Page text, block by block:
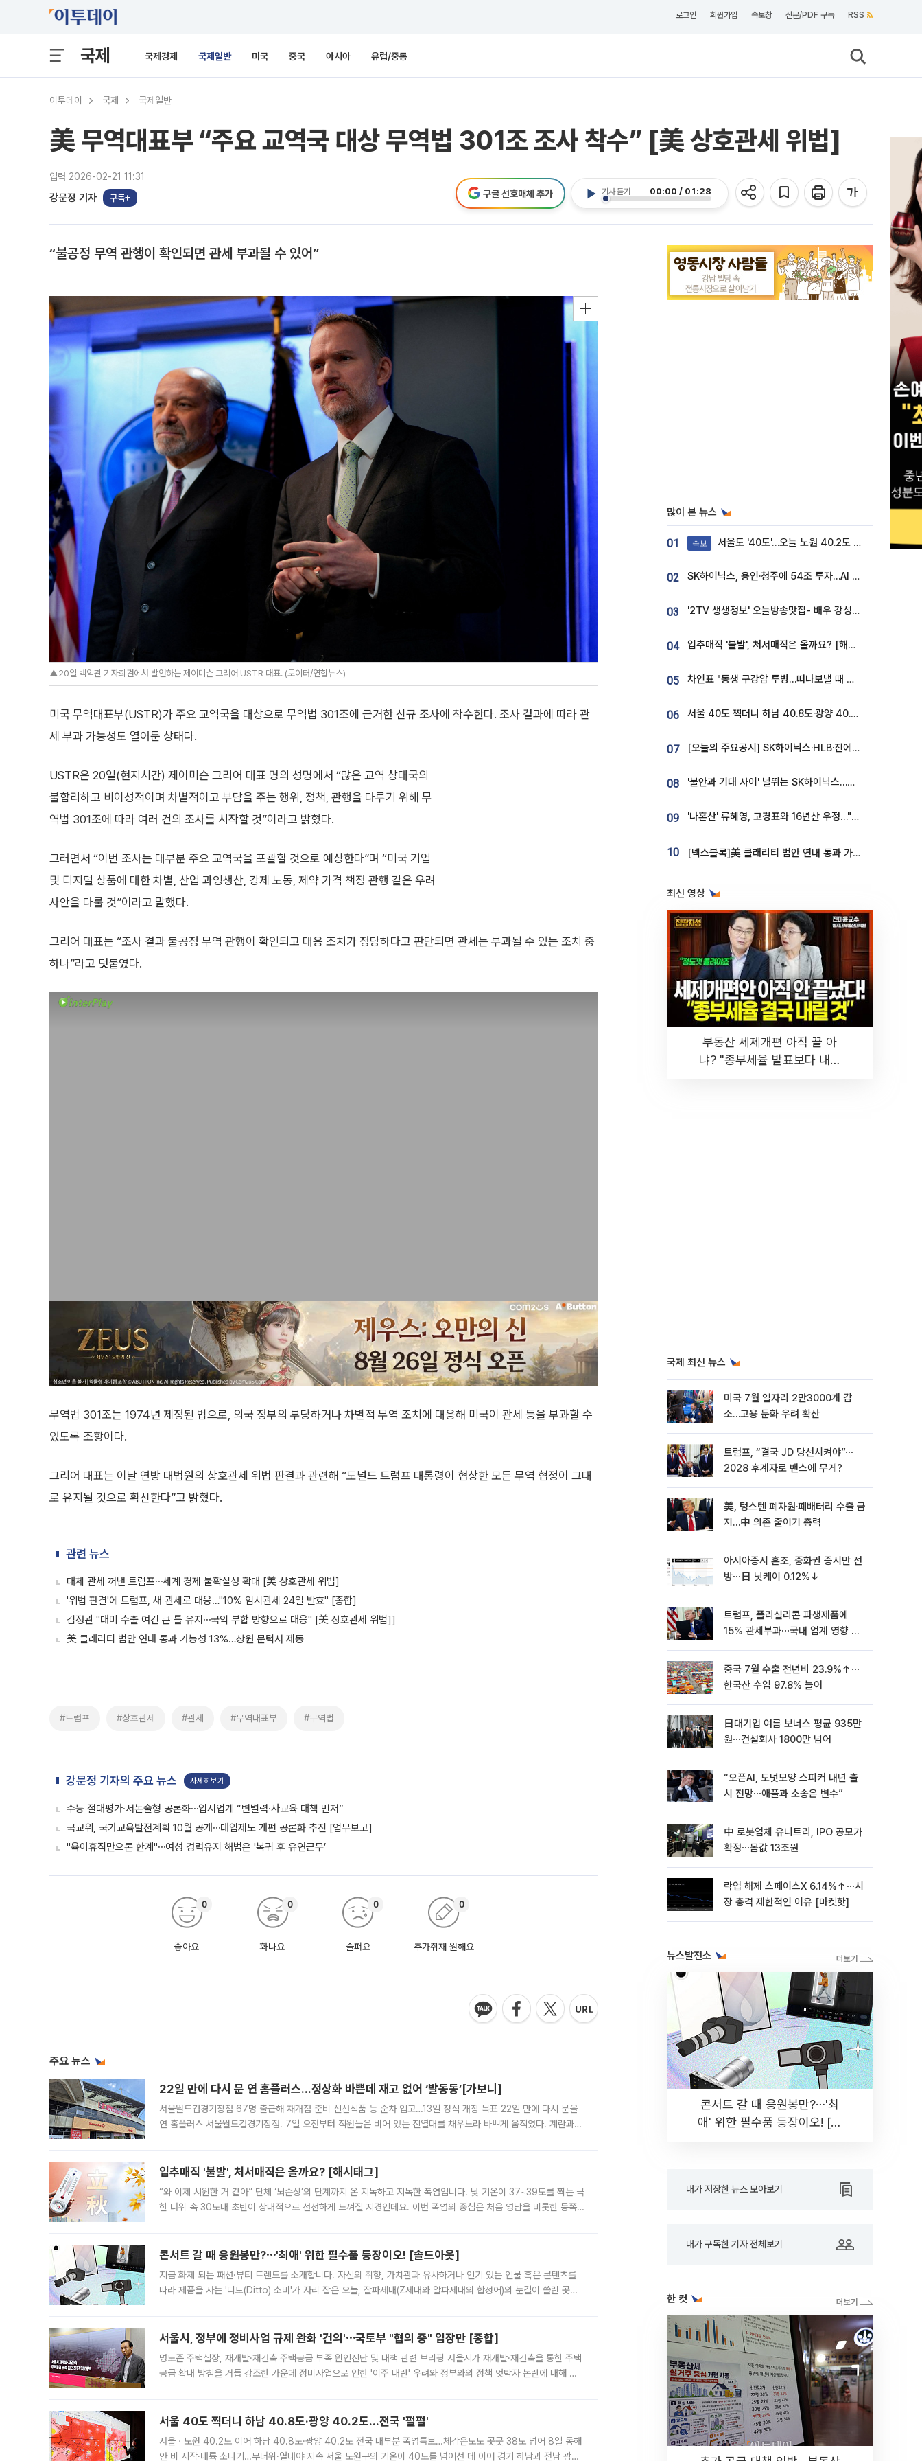
로그인 회원가입 속보창 신문/PDF 구독 RSS
국제 국제경제 국제일반 미국 중국 아시아 유럽/중동
이투데이 국제 국제일반
美 무역대표부 “주요 교역국 대상 무역법 301조 조사 착수” [美 상호관세 위법]
입력 2026-02-21 11:31
강문정 기자 구독
기사 듣기 00:00 / 01:28
구글 선호매체 추가
“불공정 무역 관행이 확인되면 관세 부과될 수 있어”
▲20일 백악관 기자회견에서 발언하는 제이미슨 그리어 USTR 대표. (로이터/연합뉴스)
미국 무역대표부(USTR)가 주요 교역국을 대상으로 무역법 301조에 근거한 신규 조사에 착수한다. 조사 결과에 따라 관
세 부과 가능성도 열어둔 상태다.
USTR은 20일(현지시간) 제이미슨 그리어 대표 명의 성명에서 “많은 교역 상대국의
불합리하고 비이성적이며 차별적이고 부담을 주는 행위, 정책, 관행을 다루기 위해 무
역법 301조에 따라 여러 건의 조사를 시작할 것”이라고 밝혔다.
그러면서 “이번 조사는 대부분 주요 교역국을 포괄할 것으로 예상한다”며 “미국 기업
및 디지털 상품에 대한 차별, 산업 과잉생산, 강제 노동, 제약 가격 책정 관행 같은 우려
사안을 다룰 것”이라고 말했다.
그리어 대표는 “조사 결과 불공정 무역 관행이 확인되고 대응 조치가 정당하다고 판단되면 관세는 부과될 수 있는 조치 중
하나”라고 덧붙였다.
무역법 301조는 1974년 제정된 법으로, 외국 정부의 부당하거나 차별적 무역 조치에 대응해 미국이 관세 등을 부과할 수
있도록 조항이다.
그리어 대표는 이날 연방 대법원의 상호관세 위법 판결과 관련해 “도널드 트럼프 대통령이 협상한 모든 무역 협정이 그대
로 유지될 것으로 확신한다”고 밝혔다.
관련 뉴스
대체 관세 꺼낸 트럼프⋯세계 경제 불확실성 확대 [美 상호관세 위법]
'위법 판결'에 트럼프, 새 관세로 대응…"10% 임시관세 24일 발효" [종합]
김정관 "대미 수출 여건 큰 틀 유지⋯국익 부합 방향으로 대응" [美 상호관세 위법]]
美 클래리티 법안 연내 통과 가능성 13%…상원 문턱서 제동
#트럼프 #상호관세 #관세 #무역대표부 #무역법
강문정 기자의 주요 뉴스 자세히보기
수능 절대평가·서논술형 공론화⋯입시업계 “변별력·사교육 대책 먼저”
국교위, 국가교육발전계획 10월 공개⋯대입제도 개편 공론화 추진 [업무보고]
"육아휴직만으론 한계"⋯여성 경력유지 해법은 '복귀 후 유연근무’
좋아요
0
화나요
0
슬퍼요
0
추가취재 원해요
0
주요 뉴스
22일 만에 다시 문 연 홈플러스…정상화 바쁜데 재고 없어 ‘발동동’[가보니]
서울월드컵경기장점 67명 출근해 재개점 준비 신선식품 등 순차 입고…13일 정식 개장 목표 22일 만에 다시 문을
연 홈플러스 서울월드컵경기장점. 7일 오전부터 직원들은 비어 있는 진열대를 채우느라 바쁘게 움직였다. 계란과
입추매직 '불발', 처서매직은 올까요? [해시태그]
“와 이제 시원한 거 같아” 단체 ‘뇌손상’의 단계까지 온 지독하고 지독한 폭염입니다. 낮 기온이 37~39도를 찍는 극
한 더위 속 30도대 초반이 상대적으로 선선하게 느껴질 지경인데요. 이번 폭염의 중심은 처음 영남을 비롯한 동쪽
콘서트 갈 때 응원봉만?⋯'최애' 위한 필수품 등장이오! [솔드아웃]
지금 화제 되는 패션·뷰티 트렌드를 소개합니다. 자신의 취향, 가치관과 유사하거나 인기 있는 인물 혹은 콘텐츠를
따라 제품을 사는 '디토(Ditto) 소비'가 자리 잡은 오늘, 잘파세대(Z세대와 알파세대의 합성어)의 눈길이 쏠린 곳은
서울시, 정부에 정비사업 규제 완화 '건의'⋯국토부 "협의 중" 입장만 [종합]
명노준 주택실장, 재개발·재건축 주택공급 부족 원인진단 및 대책 관련 브리핑 서울시가 재개발·재건축을 통한 주택
공급 확대 방침을 거듭 강조한 가운데 정비사업으로 인한 '이주 대란' 우려와 정부와의 정책 엇박자 논란에 대해 정
서울 40도 찍더니 하남 40.8도·광양 40.2도…전국 '펄펄'
서울ㆍ노원 40.2도 이어 하남 40.8도·광양 40.2도 전국 대부분 폭염특보…체감온도도 곳곳 38도 넘어 8일 동해
안 비 시작·내륙 소나기…무더위·열대야 지속 서울 노원구의 기온이 40도를 넘어선 데 이어 경기 하남과 전남 광양
많이 본 뉴스
01 속보 서울도 '40도'…오늘 노원 40.2도 기록
02 SK하이닉스, 용인·청주에 54조 투자…AI 메모리 생산기지 키운다
03 '2TV 생생정보' 오늘방송맛집- 배우 강성진 단골! 쌀국수ㆍ푸팟퐁 커리 맛집 '블○○○'
04 입추매직 '불발', 처서매직은 올까요? [해시태그]
05 차인표 "동생 구강암 투병…떠나보낼 때 가장 힘들었다”
06 서울 40도 찍더니 하남 40.8도·광양 40.2도…전국 '펄펄'
07 [오늘의 주요공시] SK하이닉스·HLB·진에어·포스코홀딩스·네이버·대우건설 등
08 '불안과 기대 사이' 널뛰는 SK하이닉스…증권가 "HBM4·LTA 기반 펀터멘털 견고"
09 '나혼산' 류혜영, 고경표와 16년산 우정…"자취방서 부모님과 마주쳐"
10 [넥스블록]美 클래리티 법안 연내 통과 가능성 13%…상원 문턱서 제동
최신 영상
부동산 세제개편 아직 끝 아
냐? "종부세율 발표보다 내릴
국제 최신 뉴스
미국 7월 일자리 2만3000개 감
소…고용 둔화 우려 확산
트럼프, “결국 JD 당선시켜야”⋯
2028 후계자로 밴스에 무게?
美, 텅스텐 폐자원·폐배터리 수출 금
지…中 의존 줄이기 총력
아시아증시 혼조, 중화권 증시만 선
방⋯日 닛케이 0.12%↓
트럼프, 폴리실리콘 파생제품에
15% 관세부과⋯국내 업계 영향 촉
중국 7월 수출 전년비 23.9%↑⋯
한국산 수입 97.8% 늘어
日대기업 여름 보너스 평균 935만
원⋯건설회사 1800만 넘어
“오픈AI, 도넛모양 스피커 내년 출
시 전망⋯애플과 소송은 변수”
中 로봇업체 유니트리, IPO 공모가
확정⋯몸값 13조원
락업 해제 스페이스X 6.14%↑⋯시
장 충격 제한적인 이유 [마켓핫]
뉴스발전소
콘서트 갈 때 응원봉만?⋯'최
애' 위한 필수품 등장이오! [솔
내가 저장한 뉴스 모아보기
내가 구독한 기자 전체보기
한 컷